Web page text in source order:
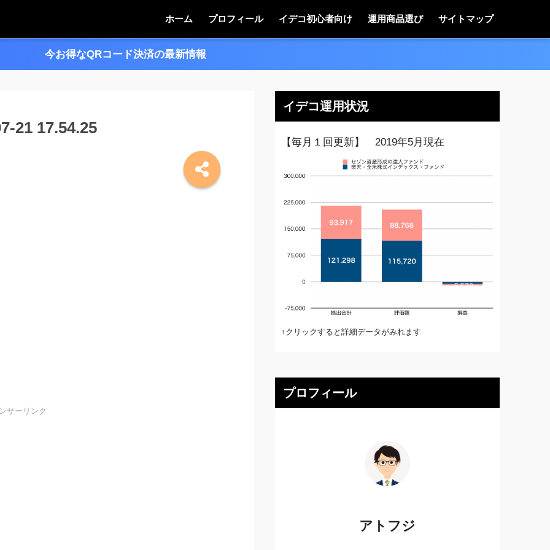
ホーム プロフィール イデコ初心者向け 運用商品選び サイトマップ
今お得なQRコード決済の最新情報
21 17.54.25
サーリンク
イデコ運用状況
【毎月１回更新】 2019年5月現在
↑クリックすると詳細データがみれます
プロフィール
アトフジ